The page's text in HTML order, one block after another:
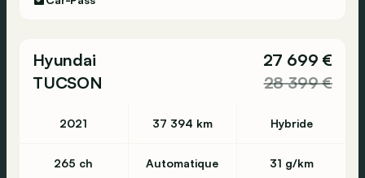
Hyundai
TUCSON
27 699 €
28 399 €
2021 37 394 km Hybride
265 ch Automatique 31 g/km